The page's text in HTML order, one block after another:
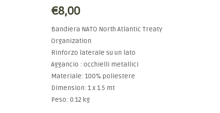
€8,00
Bandiera NATO North Atlantic Treaty
Organization
Rinforzo laterale su un lato
Aggancio : occhielli metallici
Materiale: 100% poliestere
Dimension: 1 x 1.5 mt
Peso: 0.12 kg